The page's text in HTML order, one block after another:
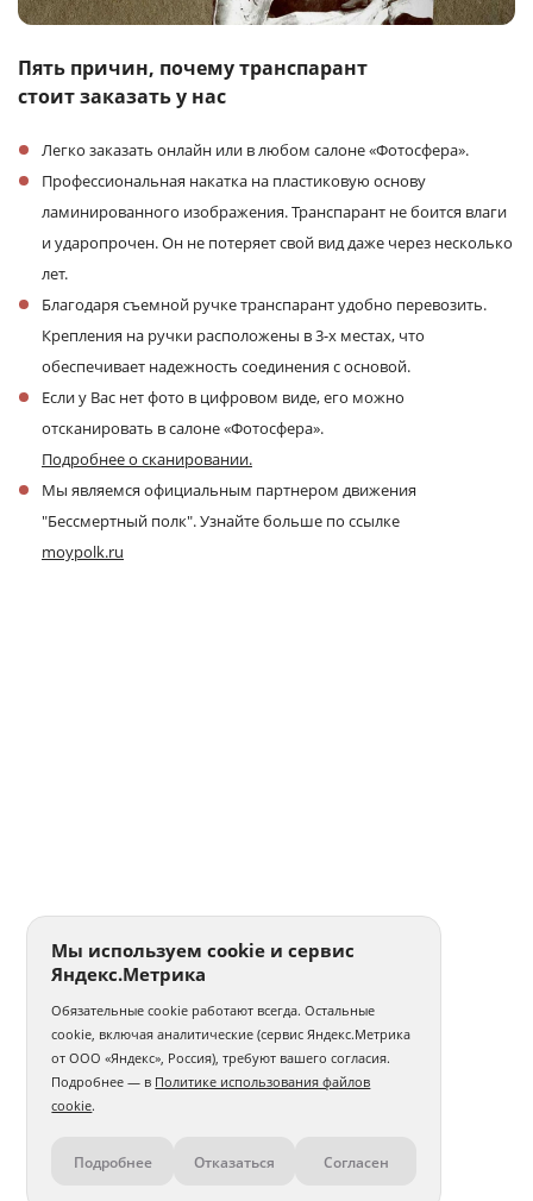
Пять причин, почему транспарант
стоит заказать у нас
Легко заказать онлайн или в любом салоне «Фотосфера».
Профессиональная накатка на пластиковую основу
ламинированного изображения. Транспарант не боится влаги
и ударопрочен. Он не потеряет свой вид даже через несколько
лет.
Благодаря съемной ручке транспарант удобно перевозить.
Крепления на ручки расположены в 3-х местах, что
обеспечивает надежность соединения с основой.
Если у Вас нет фото в цифровом виде, его можно
отсканировать в салоне «Фотосфера».
Подробнее о сканировании.
Мы являемся официальным партнером движения
"Бессмертный полк". Узнайте больше по ссылке
moypolk.ru
Контакты
Мы используем cookie и сервис
Яндекс.Метрика
Обязательные cookie работают всегда. Остальные
cookie, включая аналитические (сервис Яндекс.Метрика
от ООО «Яндекс», Россия), требуют вашего согласия.
Подробнее — в Политике использования файлов
cookie.
Подробнее Отказаться Согласен